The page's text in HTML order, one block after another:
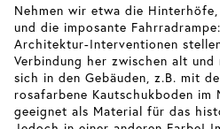
Nehmen wir etwa die
und die imposante
Architektur-Interventionen
Verbindung her zwischen alt
sich in den Gebäuden, z.B. mit
rosafarbene Kautschukboden im
geeignet als Material für das